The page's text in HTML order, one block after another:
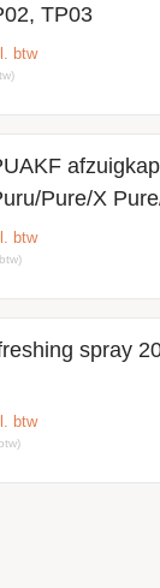
TP03
btw
Pure/X
btw
spray
btw